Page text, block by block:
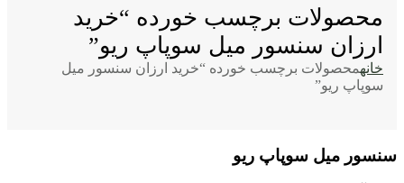
محصولات برچسب خورده “خرید
ارزان سنسور میل سوپاپ ریو”
خانهمحصولات برچسب خورده “خرید ارزان سنسور میل
سوپاپ ریو”
سنسور میل سوپاپ ریو